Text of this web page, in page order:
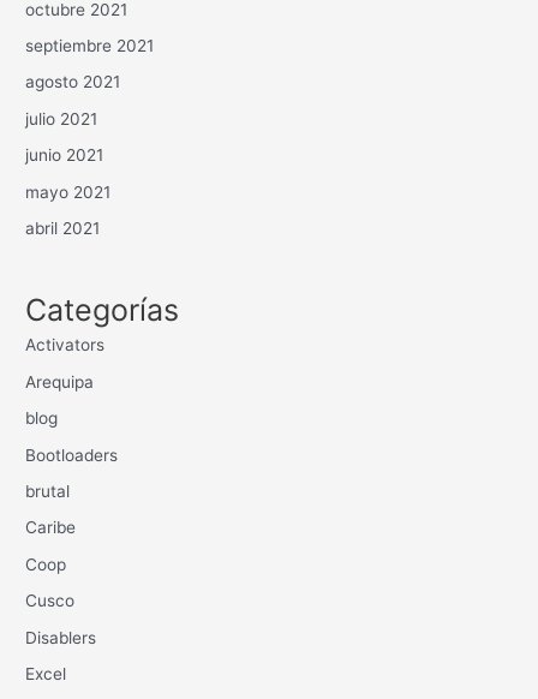
octubre 2021
septiembre 2021
agosto 2021
julio 2021
junio 2021
mayo 2021
abril 2021
Categorías
Activators
Arequipa
blog
Bootloaders
brutal
Caribe
Coop
Cusco
Disablers
Excel